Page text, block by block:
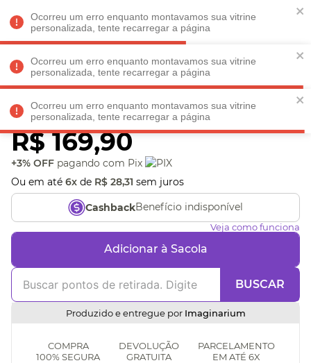
Ocorreu um erro enquanto montavamos sua vitrine
personalizada, tente recarregar a página
Ocorreu um erro enquanto montavamos sua vitrine
personalizada, tente recarregar a página
Ocorreu um erro enquanto montavamos sua vitrine
personalizada, tente recarregar a página
Faltam REGULAMENTO
Veja produtos perto de você! Informe seu CEP
Pelúcia Melinha 30CM
R$ 169,90
+3% OFF pagando com Pix
Ou em até 6x de R$ 28,31 sem juros
CashbackBenefício indisponível
Veja como funciona
Adicionar à Sacola
BUSCAR
Produzido e entregue por Imaginarium
COMPRA
100% SEGURA
DEVOLUÇÃO
GRATUITA
PARCELAMENTO
EM ATÉ 6X